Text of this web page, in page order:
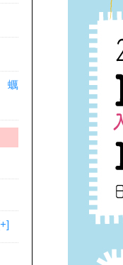
蠣